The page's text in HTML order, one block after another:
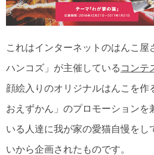
これはインターネットのはんこ屋
ハンコズ」が主催している コンテ
顔絵入りのオリジナルはんこを作
おえずかん」のプロモーションを
いる人達に我が家の愛猫自慢をし
いから企画されたものです。